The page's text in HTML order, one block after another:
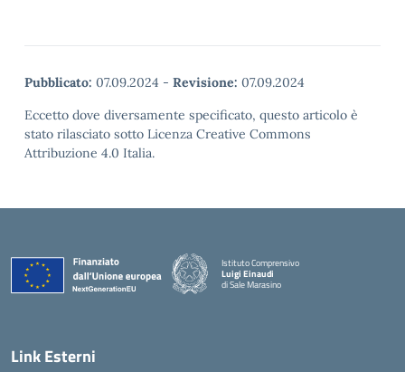
Pubblicato: 07.09.2024 - Revisione: 07.09.2024
Eccetto dove diversamente specificato, questo articolo è
stato rilasciato sotto Licenza Creative Commons
Attribuzione 4.0 Italia.
Istituto Comprensivo
Luigi Einaudi
di Sale Marasino
Link Esterni